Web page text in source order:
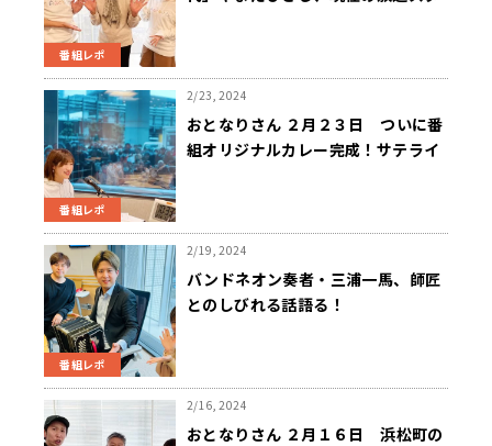
番組レポ
番組レポ
2/23, 2024
おとなりさん ２月２３日 ついに番
組オリジナルカレー完成！サテライ
番組レポ
2/19, 2024
バンドネオン奏者・三浦一馬、師匠
とのしびれる話語る！
2/16, 2024
おとなりさん ２月１６日 浜松町の